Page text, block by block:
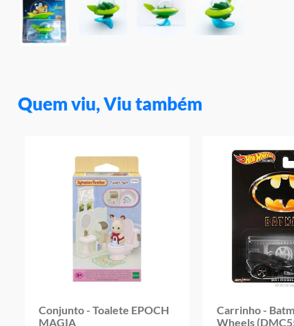
Quem viu, Viu também
Conjunto - Toalete EPOCH
MAGIA
Carrinho -
Wheels